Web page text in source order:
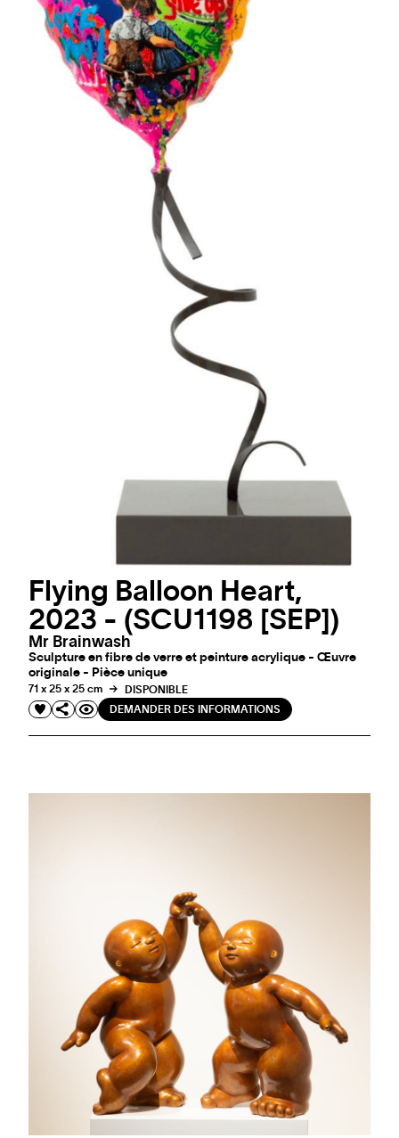
Flying Balloon Heart,
2023 - (SCU1198 [SEP])
Mr Brainwash
Sculpture en fibre de verre et peinture acrylique - Œuvre
originale - Pièce unique
71 x 25 x 25 cm
DISPONIBLE
DEMANDER DES INFORMATIONS